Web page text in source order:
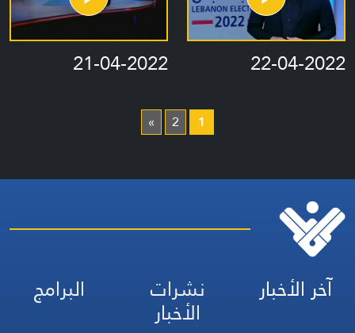
22-04-2022
21-04-2022
1
2
»
آخر الأخبار نشرات
الأخبار
البرامج